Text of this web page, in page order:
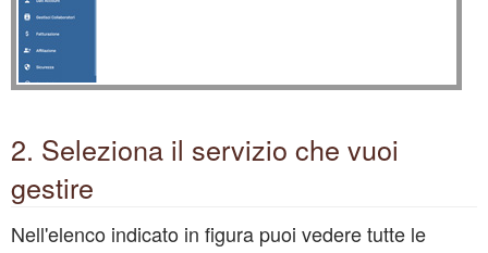
2. Seleziona il servizio che vuoi
gestire
Nell'elenco indicato in figura puoi vedere tutte le